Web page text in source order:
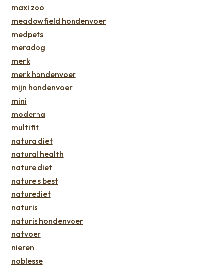
maxi zoo
meadowfield hondenvoer
medpets
meradog
merk
merk hondenvoer
mijn hondenvoer
mini
moderna
multifit
natura diet
natural health
nature diet
nature's best
naturediet
naturis
naturis hondenvoer
natvoer
nieren
noblesse